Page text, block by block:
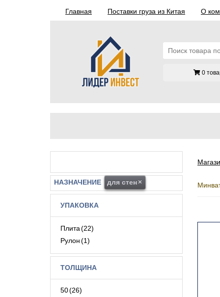
Главная Поставки груза из Китая О
0
НАЗНАЧЕНИЕ для стен×
УПАКОВКА
Плита(22)
Рулон(1)
ТОЛЩИНА
50(26)